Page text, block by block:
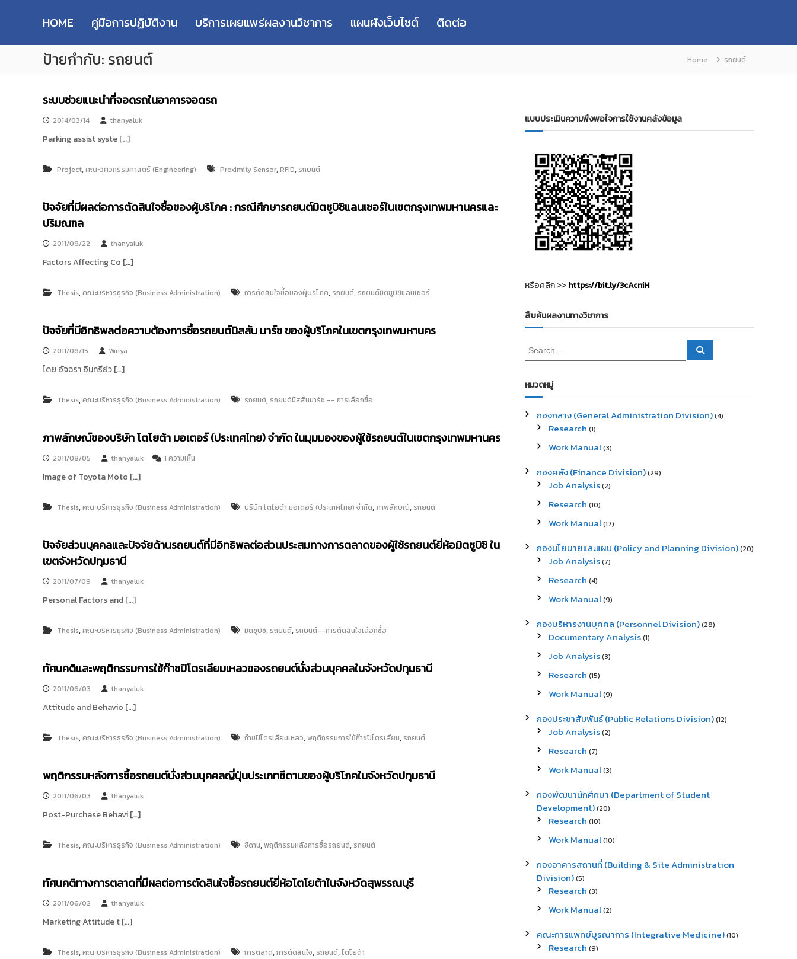
p
M
T
T
e
s
e
a
c
h
e
p
s
i
o
:
ค
ลั
ง
อ
ล
ง
า
น
จั
ห
วิ
ท
ย
ค
น
ยี
ร
า
ช
ง
ล
บุ
HOME คู่มือการปฏิบัติงาน บริการเผยแพร่ผลงานวิชาการ แผนผังเว็บไซต์ ติดต่อ
ป้ายกำกับ: รถยนต์ Home รถยนต์
ระบบช่วยแนะนำที่จอดรถในอาคารจอดรถ
2014/03/14 thanyaluk
Parking assist syste […]
Project,คณะวิศวกรรมศาสตร์ (Engineering) Proximity Sensor,RFID, รถยนต์
ปัจจัยที่มีผลต่อการตัดสินใจซื้อของผู้บริโภค : กรณีศึกษารถยนต์มิตซูบิชิแลนเซอร์ในเขตกรุงเทพมหานครและ
ปริมณฑล
2011/08/22 thanyaluk
Factors Affecting Co […]
Thesis,คณะบริหารธุรกิจ (Business Administration) การตัดสินใจซื้อของผู้บริโภค, รถยนต์, รถยนต์มิตซูบิชิแลนเซอร์
ปัจจัยที่มีอิทธิพลต่อความต้องการซื้อรถยนต์นิสสัน มาร์ช ของผู้บริโภคในเขตกรุงเทพมหานคร
2011/08/15 Wiriya
โดย อัจฉรา อินทรีย์ว […]
Thesis,คณะบริหารธุรกิจ (Business Administration) รถยนต์, รถยนต์นิสสันมาร์ช -- การเลือกซื้อ
ภาพลักษณ์ของบริษัท โตโยต้า มอเตอร์ (ประเทศไทย) จำกัด ในมุมมองของผู้ใช้รถยนต์ในเขตกรุงเทพมหานคร
2011/08/05 thanyaluk 1 ความเห็น
ลั
ณ์
โ
ต้
อ
ร
ท
กั
ม
Image of Toyota Moto […]
Thesis,คณะบริหารธุรกิจ (Business Administration) บริษัท โตโยต้า มอเตอร์ (ประเทศไทย) จำกัด, ภาพลักษณ์, รถยนต์
ปัจจัยส่วนบุคคลและปัจจัยด้านรถยนต์ที่มีอิทธิพลต่อส่วนประสมทางการตลาดของผู้ใช้รถยนต์ยี่ห้อมิตซูบิชิ ใน
เขตจังหวัดปทุมธานี
2011/07/09 thanyaluk
Personal Factors and […]
Thesis,คณะบริหารธุรกิจ (Business Administration) มิตซูบิชิ, รถยนต์, รถยนต์--การตัดสินใจเลือกซื้อ
ทัศนคติและพฤติกรรมการใช้ก๊าซปิโตรเลียมเหลวของรถยนต์นั่งส่วนบุคคลในจังหวัดปทุมธานี
2011/06/03 thanyaluk
Attitude and Behavio […]
Thesis,คณะบริหารธุรกิจ (Business Administration) ก๊าซปิโตรเลียมเหลว,พฤติกรรมการใช้ก๊าซปิโตรเลียม, รถยนต์
พฤติกรรมหลังการซื้อรถยนต์นั่งส่วนบุคคลญี่ปุ่นประเภทซีดานของผู้บริโภคในจังหวัดปทุมธานี
2011/06/03 thanyaluk
Post-Purchase Behavi […]
Thesis,คณะบริหารธุรกิจ (Business Administration) ซีดาน,พฤติกรรมหลังการซื้อรถยนต์, รถยนต์
ทัศนคติทางการตลาดที่มีผลต่อการตัดสินใจซื้อรถยนต์ยี่ห้อโตโยต้าในจังหวัดสุพรรณบุรี
2011/06/02 thanyaluk
Marketing Attitude t […]
Thesis,คณะบริหารธุรกิจ (Business Administration) การตลาด,การตัดสินใจ, รถยนต์,โตโยต้า
แบบประเมินความพึงพอใจการใช้งานคลังข้อมูล
หรือคลิก >>https://bit.ly/3cAcniH
สืบค้นผลงานทางวิชาการ
S
e
r
c
f
S
หมวดหมู่
กองกลาง (General Administration Division)(4)
Research (1)
Work Manual(3)
กองคลัง (Finance Division)(29)
Job Analysis(2)
Research (10)
Work Manual(17)
กองนโยบายและแผน (Policy and Planning Division)(20)
Job Analysis(7)
Research (4)
Work Manual(9)
กองบริหารงานบุคคล (Personnel Division)(28)
Documentary Analysis(1)
Job Analysis(3)
Research (15)
Work Manual(9)
กองประชาสัมพันธ์ (Public Relations Division)(12)
Job Analysis(2)
Research (7)
Work Manual(3)
กองพัฒนานักศึกษา (Department of Student
Development)(20)
Research (10)
Work Manual(10)
กองอาคารสถานที่ (Building & Site Administration
Division)(5)
Research (3)
Work Manual(2)
คณะการแพทย์บูรณาการ (Integrative Medicine)(10)
Research (9)